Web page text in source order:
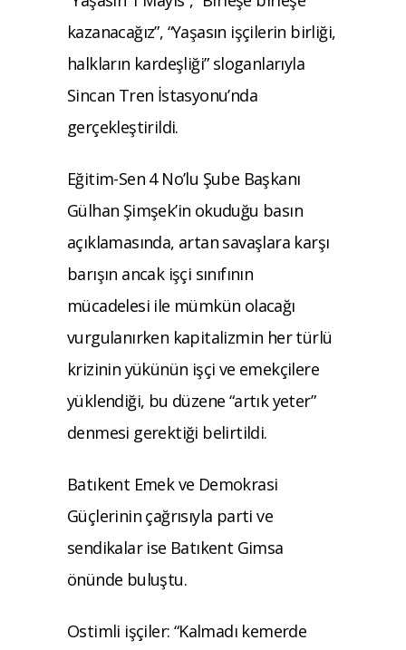
kazanacağız”, “Yaşasın işçilerin birliği,
halkların kardeşliği” sloganlarıyla
Sincan Tren İstasyonu’nda
gerçekleştirildi.
Eğitim-Sen 4 No’lu Şube Başkanı
Gülhan Şimşek’in okuduğu basın
açıklamasında, artan savaşlara karşı
barışın ancak işçi sınıfının
mücadelesi ile mümkün olacağı
vurgulanırken kapitalizmin her türlü
krizinin yükünün işçi ve emekçilere
yüklendiği, bu düzene “artık yeter”
denmesi gerektiği belirtildi.
Batıkent Emek ve Demokrasi
Güçlerinin çağrısıyla parti ve
sendikalar ise Batıkent Gimsa
önünde buluştu.
Ostimli işçiler: “Kalmadı kemerde